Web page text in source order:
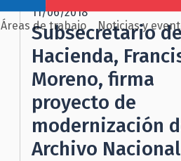
Áreas de trabajo Noticias y
11/06/2018
Subsecretario
Hacienda,
Moreno, firma
proyecto de
modernización
Archivo Nacional